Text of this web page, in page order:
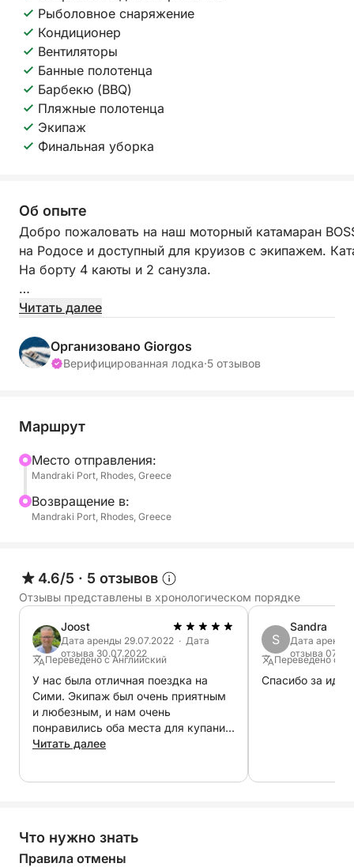
Рыболовное снаряжение
Кондиционер
Вентиляторы
Банные полотенца
Барбекю (BBQ)
Пляжные полотенца
Экипаж
Финальная уборка
Об опыте
Добро пожаловать на наш моторный катамаран
на Родосе и доступный для круизов с экипажем.
На борту 4 каюты и 2 санузла.
Отправьтесь в круиз на катамаране к прибрежным
неограниченным количеством напитков на борту и
Поднимитесь на борт катамарана «Boss» и
видами, поплавать и заняться сноркелингом в
После этого мы посетим пляж Цамбика, где можно
Отправляйтесь на третью остановку на пляже
понырять с маской в тихой бухте. Там команда
ЕЖЕДНЕВНЫЕ КРУИЗЫ
6-часовой круиз
КРУИЗЫ НА ЗАКАТЕ
3-часовой круиз
В стоимость ежедневных круизов включено:
- Экипаж
- НДС
- Снаряжение для снорклинга
Читать далее
Организовано Giorgos
Верифицированная лодка·5 отзывов
Маршрут
Mесто отправления:
Mandraki Port, Rhodes, Greece
Bозвращение в:
Mandraki Port, Rhodes, Greece
4.6/5 · 5 отзывов
Отзывы представлены в хронологическом порядке
Joost
Дата аренды 29.07.2022 · Дата
отзыва 30.07.2022
Переведено с Английский
У нас была отличная поездка на
Сими. Экипаж был очень приятным
и любезным, и нам очень
понравились оба места для купания,
а также прогулки по Сими. Всем
Читать далее
S
Sandra
Дата аренды
отзыва
Переведено с
Спасибо за
Что нужно знать
Правила отмены